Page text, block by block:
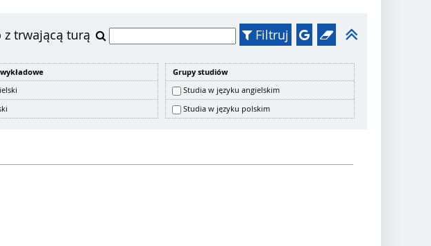
z trwającą turą Filtruj
Grupy studiów
Studia w języku angielskim
Studia w języku polskim